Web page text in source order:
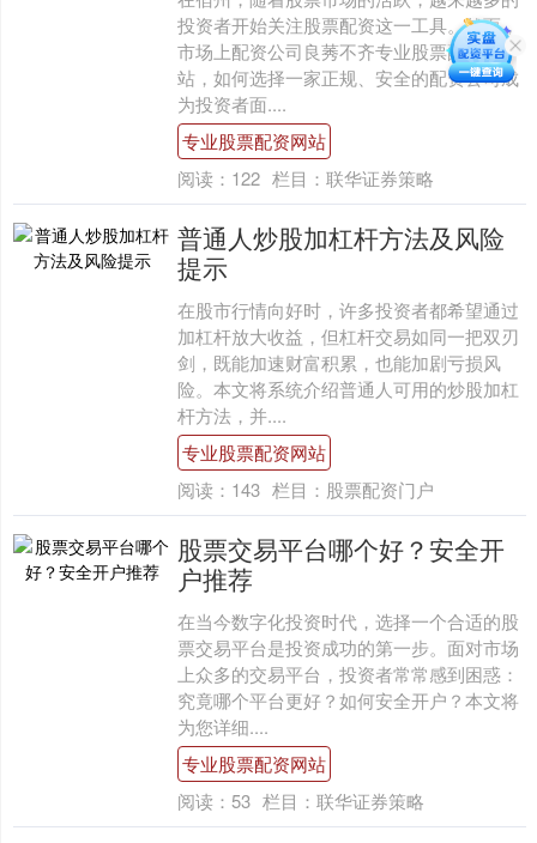
投资者开始关注股票配资这一工具。然而，
市场上配资公司良莠不齐专业股票配资网
站，如何选择一家正规、安全的配资公司成
为投资者面....
专业股票配资网站
阅读： 122 栏目： 联华证券策略
普通人炒股加杠杆方法及风险
提示
在股市行情向好时，许多投资者都希望通过
加杠杆放大收益，但杠杆交易如同一把双刃
剑，既能加速财富积累，也能加剧亏损风
险。本文将系统介绍普通人可用的炒股加杠
杆方法，并....
专业股票配资网站
阅读： 143 栏目： 股票配资门户
股票交易平台哪个好？安全开
户推荐
在当今数字化投资时代，选择一个合适的股
票交易平台是投资成功的第一步。面对市场
上众多的交易平台，投资者常常感到困惑：
究竟哪个平台更好？如何安全开户？本文将
为您详细....
专业股票配资网站
阅读： 53 栏目： 联华证券策略